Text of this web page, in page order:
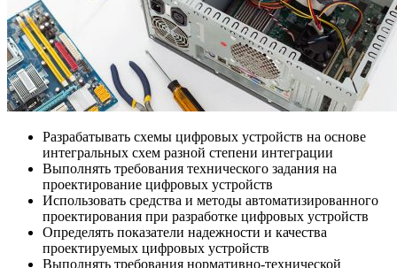
Разрабатывать схемы цифровых устройств на основе
интегральных схем разной степени интеграции
Выполнять требования технического задания на
проектирование цифровых устройств
Использовать средства и методы автоматизированного
проектирования при разработке цифровых устройств
Определять показатели надежности и качества
проектируемых цифровых устройств
Выполнять требования нормативно-технической